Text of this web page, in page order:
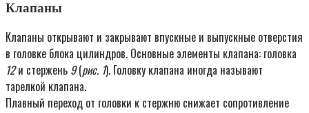
Клапаны
Клапаны открывают и закрывают впускные и выпускные отверстия
в головке блока цилиндров. Основные элементы клапана: головка
12и стержень 9(рис. 1). Головку клапана иногда называют
тарелкой клапана.
Плавный переход от головки к стержню снижает сопротивление